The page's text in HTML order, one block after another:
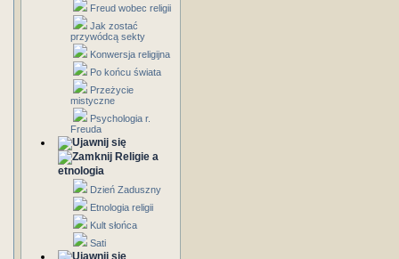
Freud wobec religii
Jak zostać
przywódcą sekty
Konwersja religijna
Po końcu świata
Przeżycie
mistyczne
Psychologia r.
Freuda
Religie a
etnologia
Dzień Zaduszny
Etnologia religii
Kult słońca
Sati